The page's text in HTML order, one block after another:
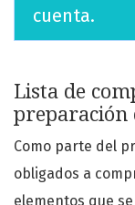
cuenta.
Lista de
preparación
Como parte del
obligados a
elementos que